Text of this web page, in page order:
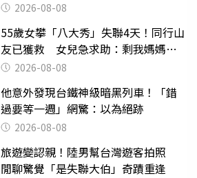
2026-08-08
55歲女攀「八大秀」失聯4天！同行山
友已獲救 女兒急求助：剩我媽媽還
沒找到
2026-08-08
他意外發現台鐵神級暗黑列車！「錯
過要等一週」網驚：以為絕跡
2026-08-08
旅遊變認親！陸男幫台灣遊客拍照
閒聊驚覺「是失聯大伯」奇蹟重逢